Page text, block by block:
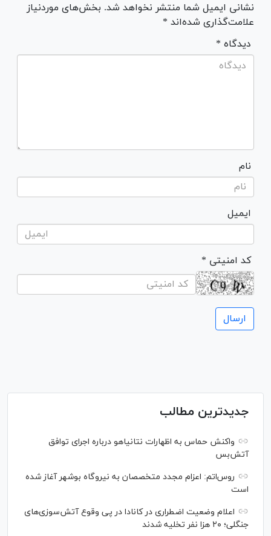
نشانی ایمیل شما منتشر نخواهد شد. بخش‌های موردنیاز
علامت‌گذاری شده‌اند *
* دیدگاه
نام
ایمیل
* کد امنیتی
جدیدترین مطالب
واکنش حماس به اظهارات نتانیاهو درباره اجرای توافق
آتش‌بس
روس‌اتم: اعزام مجدد متخصصان به نیروگاه بوشهر آغاز شده
است
اعلام وضعیت اضطراری در کانادا در پی وقوع آتش‌سوزی‌های
جنگلی؛ ۲۰ هزا نفر تخلیه شدند